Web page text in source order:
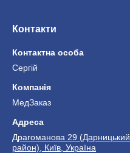
Контакти
Сергій
МедЗаказ
Драгоманова 29 (Дарницький
район), Київ, Україна